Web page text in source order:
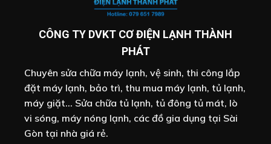
CÔNG TY DVKT CƠ ĐIỆN LẠNH THÀNH
PHÁT
Chuyên sửa chữa máy lạnh, vệ sinh, thi công lắp
đặt máy lạnh, bảo trì, thu mua máy lạnh, tủ lạnh,
máy giặt... Sửa chữa tủ lạnh, tủ đông tủ mát, lò
vi sóng, máy nóng lạnh, các đồ gia dụng tại Sài
Gòn tại nhà giá rẻ.